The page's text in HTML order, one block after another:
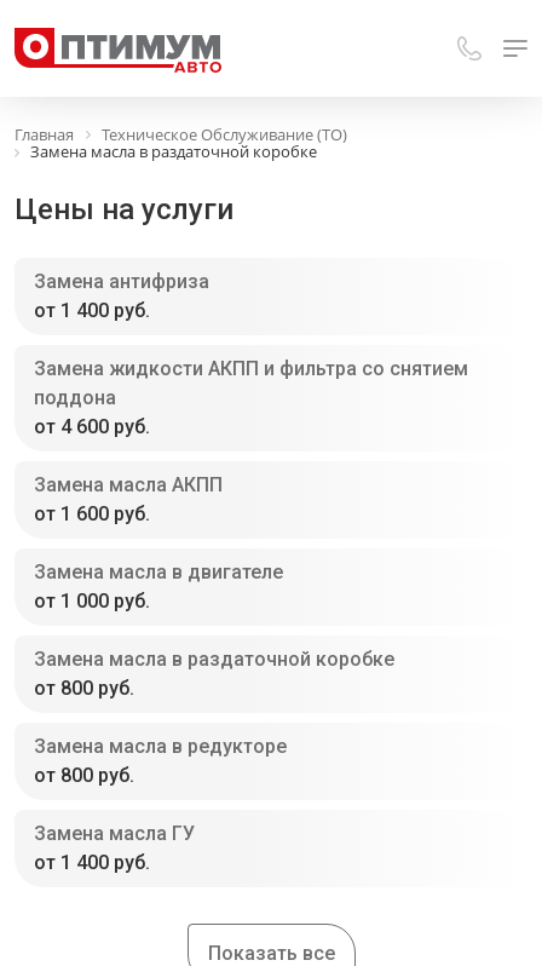
Главная Техническое Обслуживание (ТО)
Замена масла в раздаточной коробке
Цены на услуги
Замена антифриза
от 1 400 руб.
Замена жидкости АКПП и фильтра со снятием
поддона
от 4 600 руб.
Замена масла АКПП
от 1 600 руб.
Замена масла в двигателе
от 1 000 руб.
Замена масла в раздаточной коробке
от 800 руб.
Замена масла в редукторе
от 800 руб.
Замена масла ГУ
от 1 400 руб.
Показать все